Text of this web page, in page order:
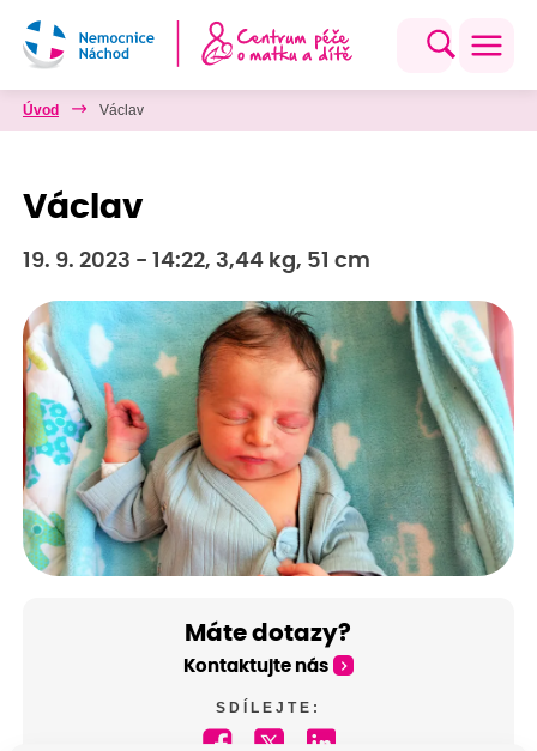
Úvod Václav
Václav
19. 9. 2023 - 14:22, 3,44 kg, 51 cm
Máte dotazy?
Kontaktujte nás
SDÍLEJTE: